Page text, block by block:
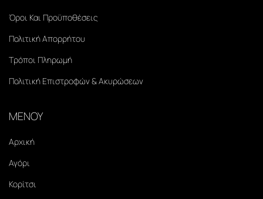
Όροι Και Προϋποθέσεις
Πολιτική Απορρήτου
Τρόποι Πληρωμή
Πολιτική Επιστροφών & Ακυρώσεων
ΜΕΝΟΥ
Αρχική
Αγόρι
Κορίτσι